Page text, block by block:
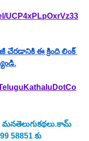
UCP4xPLpOxrVz33
చేరడానికి ఈ క్రింది లింక్
58851 కు